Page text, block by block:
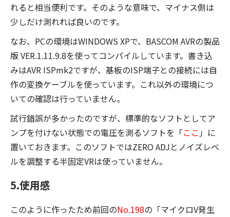
れると相当便利です。そのような意味で、マイナス側は
少しだけ測れれば良いのです。
なお、PCの環境はWINDOWS XPで、BASCOM AVRの製品
版 VER.1.11.9.8を使ってコンパイルしています。書き込
みはAVR ISPmk2ですが、基板のISP端子との接続には自
作の変換ケーブルを使っています。これ以外の環境につ
いての確認は行っていません。
試行錯誤が多かったのですが、標準的なソフトとしてア
ンプを付けない状態での電圧を測るソフトを「ここ」に
置いておきます。このソフトではZERO ADJとノイズレベ
ルを調整する半固定VRは使っていません。
5.使用感
このように作ったため前回のNo.198の「マイクロV発生